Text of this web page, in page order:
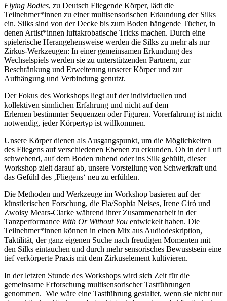
Flying Bodies, zu Deutsch Fliegende Körper, lädt die
Teilnehmer*innen zu einermultisensorischen Erkundung der Silks
ein. Silks sind von der Decke bis zum Boden hängende Tücher, in
denen Artist*innen luftakrobatische Tricks machen. Durch eine
spielerische Herangehensweise werden die Silks zu mehr als nur
Zirkus-Werkzeugen: In einer gemeinsamen Erkundung des
Wechselspiels werden sie zu unterstützenden Partnern, zur
Beschränkung und Erweiterung unserer Körper und zur
Aufhängung und Verbindung genutzt.
Der Fokus des Workshops liegt auf der individuellen und
kollektiven sinnlichen Erfahrung und nicht auf dem
Erlernen bestimmter Sequenzen oder Figuren. Vorerfahrung ist nicht
notwendig, jeder Körpertyp ist willkommen.
Unsere Körper dienen als Ausgangspunkt, um die Möglichkeiten
des Fliegens auf verschiedenen Ebenen zu erkunden. Ob in der Luft
schwebend, auf dem Boden ruhend oder ins Silk gehüllt, dieser
Workshop zielt darauf ab, unsere Vorstellung von Schwerkraft und
das Gefühl des ‚Fliegens‘ neu zu erfühlen.
Die Methoden und Werkzeuge im Workshop basieren auf der
künstlerischen Forschung, die Fia/Sophia Neises, Irene Giró und
Zwoisy Mears-Clarke während ihrer Zusammenarbeit in der
Tanzperformance With Or Without You entwickelt haben. Die
Teilnehmer*innen können in einen Mix aus Audiodeskription,
Taktilität, der ganz eigenen Suche nach freudigen Momenten mit
den Silks eintauchen und durch mehr sensorisches Bewusstsein eine
tief verkörperte Praxis mit dem Zirkuselement kultivieren.
In der letzten Stunde des Workshops wird sich Zeit für die
gemeinsame Erforschung multisensorischer Tastführungen
genommen. Wie wäre eine Tastführung gestaltet, wenn sie nicht nur